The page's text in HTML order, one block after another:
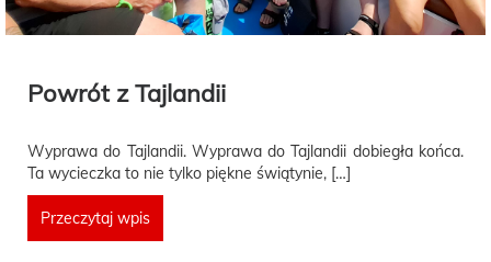
Powrót z Tajlandii
Wyprawa do Tajlandii. Wyprawa do Tajlandii dobiegła końca.
Ta wycieczka to nie tylko piękne świątynie, […]
Przeczytaj wpis